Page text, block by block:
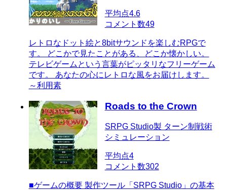
平均点4.6
コメント数49
レトロなドット絵と8bitサウンドを楽しむRPGで
す。 どこかで見たことがある、どこか懐かしい。
テレビゲームという言葉がピッタリなフリーゲーム
です。 あなたの心にレトロな風をお届けします。
～利用素
Roads to the Crown
SRPG Studio製 ターン制戦術
シミュレーション
平均点4
コメント数302
■ゲームの概要 製作ツール「SRPG Studio」の基本